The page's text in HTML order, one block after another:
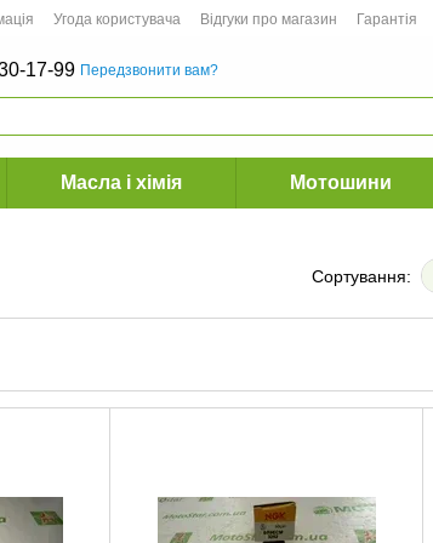
Угода користувача Відгуки про магазин
Гарантія
17-99 Передзвонити вам?
Масла і хімія Мотошини
Сортування: